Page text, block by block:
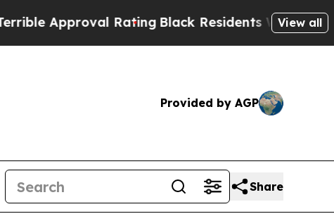
RatingBlack Residents Warned ofView all
Provided by AGP
Share